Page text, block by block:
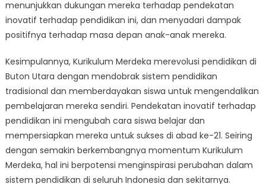
menunjukkan dukungan mereka terhadap pendekatan
inovatif terhadap pendidikan ini, dan menyadari dampak
positifnya terhadap masa depan anak-anak mereka.
Kesimpulannya, Kurikulum Merdeka merevolusi pendidikan di
Buton Utara dengan mendobrak sistem pendidikan
tradisional dan memberdayakan siswa untuk mengendalikan
pembelajaran mereka sendiri. Pendekatan inovatif terhadap
pendidikan ini mengubah cara siswa belajar dan
mempersiapkan mereka untuk sukses di abad ke-21. Seiring
dengan semakin berkembangnya momentum Kurikulum
Merdeka, hal ini berpotensi menginspirasi perubahan dalam
sistem pendidikan di seluruh Indonesia dan sekitarnya.